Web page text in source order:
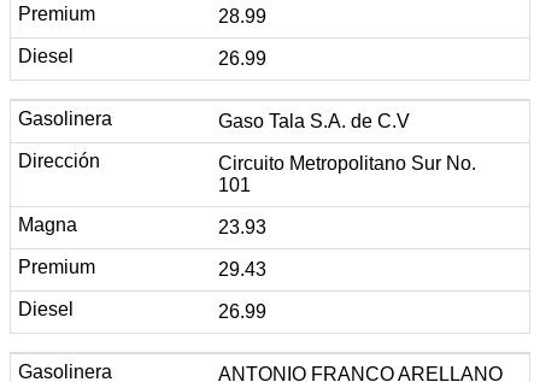
28.99
26.99
Gaso Tala S.A. de C.V
Circuito Metropolitano Sur No.
101
23.93
29.43
26.99
ANTONIO FRANCO ARELLANO